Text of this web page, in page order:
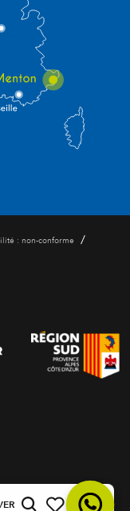
FR
: non-conforme /